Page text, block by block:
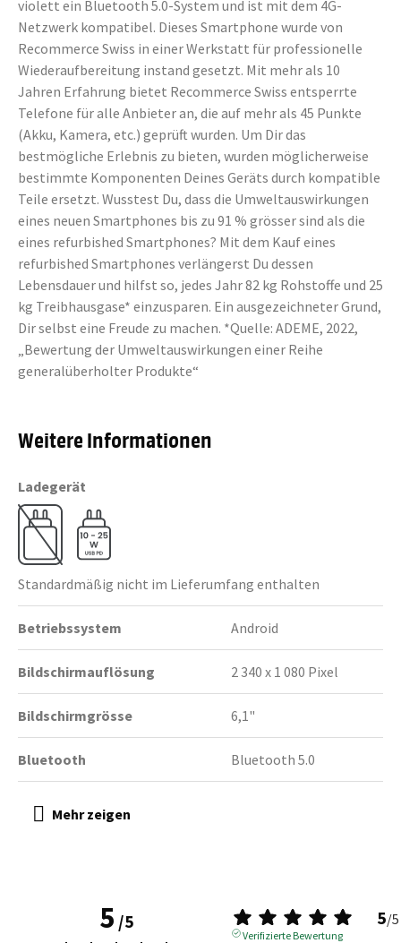
violett ein Bluetooth 5.0-System und ist mit dem 4G-
Netzwerk kompatibel. Dieses Smartphone wurde von
Recommerce Swiss in einer Werkstatt für professionelle
Wiederaufbereitung instand gesetzt. Mit mehr als 10
Jahren Erfahrung bietet Recommerce Swiss entsperrte
Telefone für alle Anbieter an, die auf mehr als 45 Punkte
(Akku, Kamera, etc.) geprüft wurden. Um Dir das
bestmögliche Erlebnis zu bieten, wurden möglicherweise
bestimmte Komponenten Deines Geräts durch kompatible
Teile ersetzt. Wusstest Du, dass die Umweltauswirkungen
eines neuen Smartphones bis zu 91 % grösser sind als die
eines refurbished Smartphones? Mit dem Kauf eines
refurbished Smartphones verlängerst Du dessen
Lebensdauer und hilfst so, jedes Jahr 82 kg Rohstoffe und 25
kg Treibhausgase* einzusparen. Ein ausgezeichneter Grund,
Dir selbst eine Freude zu machen. *Quelle: ADEME, 2022,
„Bewertung der Umweltauswirkungen einer Reihe
generalüberholter Produkte“
Weitere Informationen
Ladegerät
Standardmäßig nicht im Lieferumfang enthalten
Betriebssystem Android
Bildschirmauflösung 2 340 x 1 080 Pixel
Bildschirmgrösse 6,1"
Bluetooth Bluetooth 5.0
5/5 5/5
Verifizierte Bewertung